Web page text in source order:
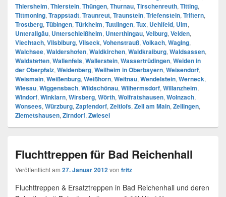
Thiersheim, Thierstein, Thüngen, Thurnau, Tirschenreuth, Titting,
Tittmoning, Trappstadt, Traunreut, Traunstein, Triefenstein, Triftern,
Trostberg, Tübingen, Türkheim, Tuttlingen, Tux, Uehlfeld, Ulm,
Unterallgäu, Unterschleißheim, Unterthingau, Velburg, Velden,
Viechtach, Vilsbiburg, Vilseck, Vohenstrauß, Volkach, Waging,
Walchsee, Waldershofen, Waldkirchen, Waldkraiburg, Waldsassen,
Waldstetten, Wallenfels, Wallerstein, Wassertrüdingen, Weiden in
der Oberpfalz, Weidenberg, Weilheim in Oberbayern, Weisendorf,
Weismain, Weißenburg, Weißhorn, Weitnau, Wendelstein, Werneck,
Wiesau, Wiggensbach, Wildschönau, Wilhermsdorf, Willanzheim,
Windorf, Winklarn, Wirsberg, Wörth, Wolfratshausen, Wolnzach,
Wonsees, Würzburg, Zapfendorf, Zeitlofs, Zell am Main, Zellingen,
Ziemetshausen, Zirndorf, Zwiesel
Fluchttreppen für Bad Reichenhall
Veröffentlicht am 27. Januar 2012von fritz
Fluchttreppen & Ersatztreppen in Bad Reichenhall und deren